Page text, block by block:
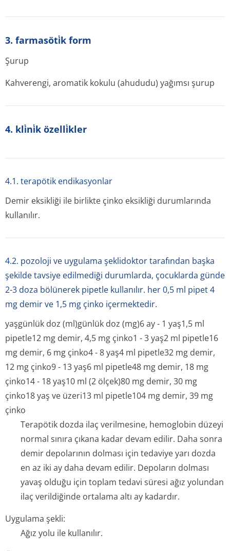
3. farmasöti̇k form
Şurup
Kahverengi, aromatik kokulu (ahududu) yağımsı şurup
4. kli̇ni̇k özelli̇kler
4.1. terapötik endikasyonlar
Demir eksikliği ile birlikte çinko eksikliği durumlarında
kullanılır.
4.2. pozoloji ve uygulama şeklidoktor tarafından başka
şekilde tavsiye edilmediği durumlarda, çocuklarda günde
2-3 doza bölünerek pipetle kullanılır. her 0,5 ml pipet 4
mg demir ve 1,5 mg çinko içermektedir.
yaşgünlük doz (ml)günlük doz (mg)6 ay - 1 yaş1,5 ml
pipetle12 mg demir, 4,5 mg çinko1 - 3 yaş2 ml pipetle16
mg demir, 6 mg çinko4 - 8 yaş4 ml pipetle32 mg demir,
12 mg çinko9 - 13 yaş6 ml pipetle48 mg demir, 18 mg
çinko14 - 18 yaş10 ml (2 ölçek)80 mg demir, 30 mg
çinko18 yaş ve üzeri13 ml pipetle104 mg demir, 39 mg
çinko
Terapötik dozda ilaç verilmesine, hemoglobin düzeyi
normal sınıra çıkana kadar devam edilir. Daha sonra
demir depolarının dolması için tedaviye yarı dozda
en az iki ay daha devam edilir. Depoların dolması
yavaş olduğu için toplam tedavi süresi ağız yolundan
ilaç verildiğinde ortalama altı ay kadardır.
Uygulama şekli:
Ağız yolu ile kullanılır.